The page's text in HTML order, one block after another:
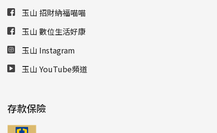
玉山 招財納福喵喵
玉山 數位生活好康
玉山 Instagram
玉山 YouTube頻道
存款保險